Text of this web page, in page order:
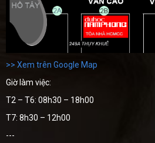
>> Xem trên Google Map
Giờ làm việc:
T2 – T6: 08h30 – 18h00
T7: 8h30 – 12h00
---